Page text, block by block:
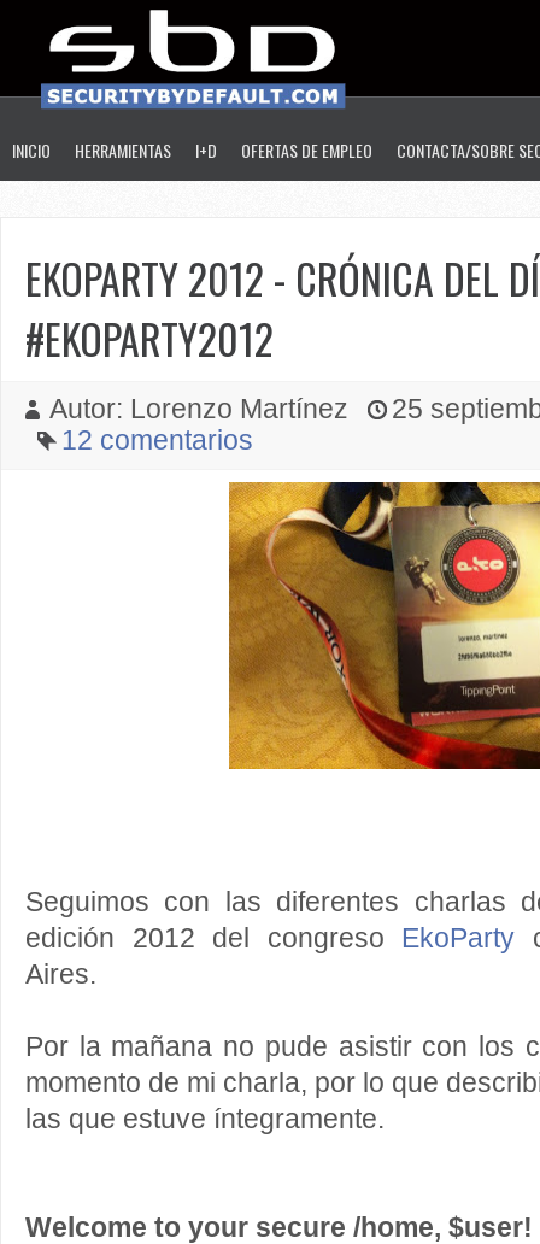
INICIO HERRAMIENTAS I+D OFERTAS DE EMPLEO CONTACTA/SOBRE
EKOPARTY 2012 - CRÓNICA DEL
#EKOPARTY2012
Autor: Lorenzo Martínez
25
12 comentarios
Seguimos con las diferentes charlas
edición 2012 del congreso EkoParty
Aires.
Por la mañana no pude asistir con los
momento de mi charla, por lo que
las que estuve íntegramente.
Welcome to your secure /home, $user!